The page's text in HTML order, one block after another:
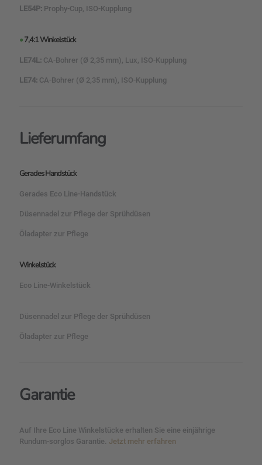
LE54P: Prophy-Cup, ISO-Kupplung
•7,4:1 Winkelstück
LE74L: CA-Bohrer (Ø 2,35 mm), Lux, ISO-Kupplung
LE74: CA-Bohrer (Ø 2,35 mm), ISO-Kupplung
Lieferumfang
Gerades Handstück
Gerades Eco Line-Handstück
Düsennadel zur Pflege der Sprühdüsen
Öladapter zur Pflege
Winkelstück
Eco Line-Winkelstück
Düsennadel zur Pflege der Sprühdüsen
Öladapter zur Pflege
Garantie
Auf Ihre Eco Line Winkelstücke erhalten Sie eine einjährige
Rundum-sorglos Garantie. Jetzt mehr erfahren